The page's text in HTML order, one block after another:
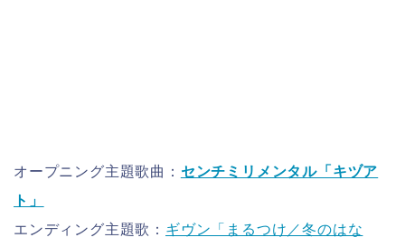
オープニング主題歌曲： センチミリメンタル「キヅア
ト」
エンディング主題歌： ギヴン「まるつけ／冬のはな